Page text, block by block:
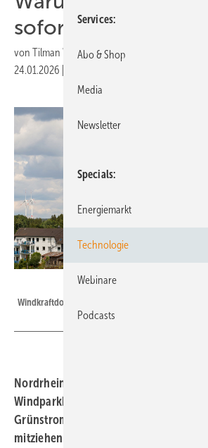
sofort greifen
von Tilman Weber
24.01.2026
Windkraftdorf im Hunsrück
Nordrhein-Westfalen und
Windparkbau wie nie. Warum selbst der
Grünstromtechnik zugewandte
mitziehen können.
Services
Abo & Shop
Media
Newsletter
Specials
Energiemarkt
Technologie
Webinare
Podcasts